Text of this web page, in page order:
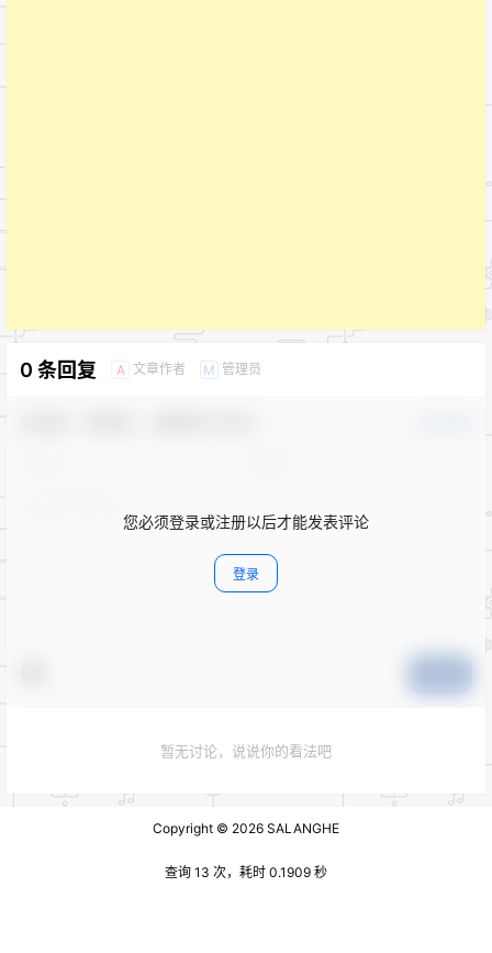
0 条回复 A 文章作者 M 管理员
您必须登录或注册以后才能发表评论
登录
暂无讨论，说说你的看法吧
Copyright © 2026 SALANGHE
查询 13 次，耗时 0.1909 秒